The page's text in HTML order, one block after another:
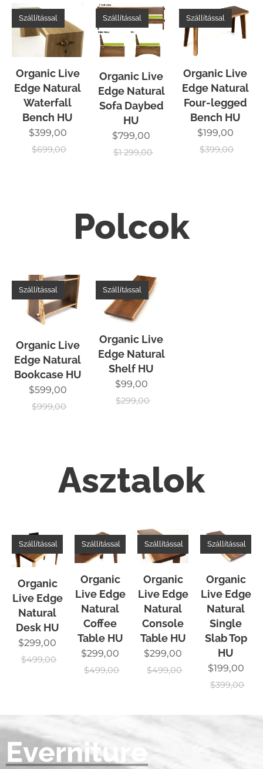
Organic Live
Edge Natural
Waterfall
Bench HU
Szállítással
$399,00
$699,00
Organic Live
Edge Natural
Sofa Daybed
HU
Szállítással
$799,00
$1 299,00
Organic Live
Edge Natural
Four-legged
Bench HU
Szállítással
$199,00
$399,00
Polcok
Organic Live
Edge Natural
Bookcase HU
Szállítással
$599,00
$999,00
Organic Live
Edge Natural
Shelf HU
Szállítással
$99,00
$299,00
Asztalok
Organic
Live Edge
Natural
Desk HU
Szállítással
$299,00
$499,00
Organic
Live Edge
Natural
Coffee
Table HU
Szállítással
$299,00
$499,00
Organic
Live Edge
Natural
Console
Table HU
Szállítással
$299,00
$499,00
Organic
Live Edge
Natural
Single
Slab Top
HU
Szállítással
$199,00
$399,00
Everniture